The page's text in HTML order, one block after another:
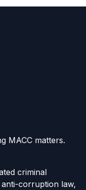
MACC matters.
criminal
corruption law,